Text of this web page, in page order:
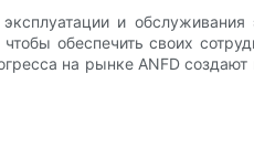
и обслуживания
обеспечить своих
на рынке ANFD